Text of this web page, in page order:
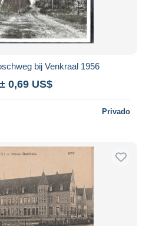
bij Venkraal 1956
± 0,69 US$
Privado